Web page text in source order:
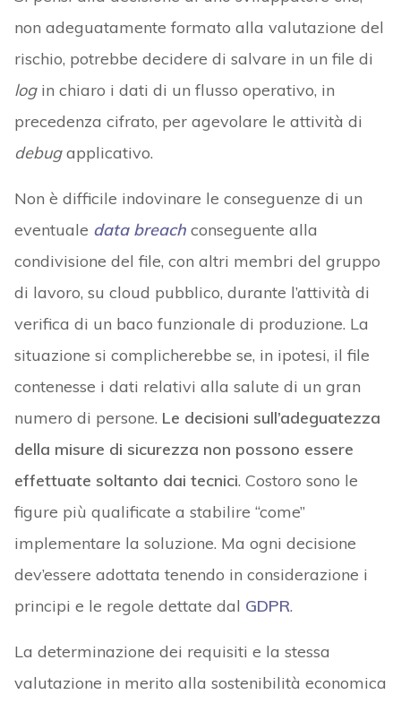
non adeguatamente formato alla valutazione del
rischio, potrebbe decidere di salvare in un file di
login chiaro i dati di un flusso operativo, in
precedenza cifrato, per agevolare le attività di
debugapplicativo.
Non è difficile indovinare le conseguenze di un
eventuale data breachconseguente alla
condivisione del file, con altri membri del gruppo
di lavoro, su cloud pubblico, durante l’attività di
verifica di un baco funzionale di produzione. La
situazione si complicherebbe se, in ipotesi, il file
contenesse i dati relativi alla salute di un gran
numero di persone. Le decisioni sull’adeguatezza
della misure di sicurezza non possono essere
effettuate soltanto dai tecnici. Costoro sono le
figure più qualificate a stabilire “come”
implementare la soluzione. Ma ogni decisione
dev’essere adottata tenendo in considerazione i
principi e le regole dettate dal GDPR.
La determinazione dei requisiti e la stessa
valutazione in merito alla sostenibilità economica